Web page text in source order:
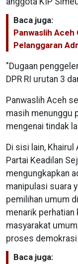
Baca juga:
Panwaslih Aceh
Pelanggaran
"Dugaan
DPR RI urutan 3
Panwaslih Aceh
masih menunggu
mengenai tindak
Di sisi lain,
Partai Keadilan
mengungkapkan
manipulasi suara
pemilihan umum
menarik perhatian
masyarakat
proses demokrasi
Baca juga: